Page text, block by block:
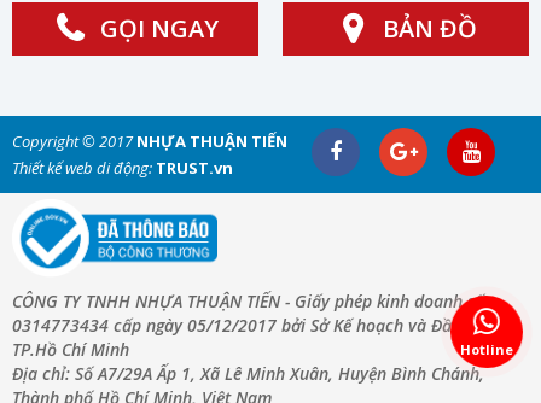
GỌI NGAY BẢN ĐỒ
Copyright © 2017NHỰA THUẬN TIẾN
Thiết kế web di động: TRUST.vn
CÔNG TY TNHH NHỰA THUẬN TIẾN - Giấy phép kinh doanh số:
0314773434 cấp ngày 05/12/2017 bởi Sở Kế hoạch và Đầu Tư
TP.Hồ Chí Minh
Địa chỉ: Số A7/29A Ấp 1, Xã Lê Minh Xuân, Huyện Bình Chánh,
Thành phố Hồ Chí Minh, Việt Nam
Hotline